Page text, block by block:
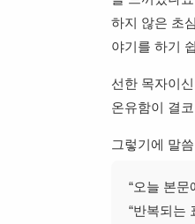
하지 않은 초
야기를 하기
선한 목자이
온유함이 결
그렇기에 말
“오늘 본
“반복되는